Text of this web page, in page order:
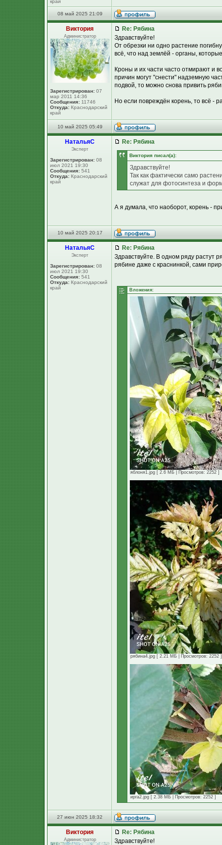
край
08 май 2025 21:09
Виктория
Администратор
Зарегистрирован: 07
мар 2011 14:36
Сообщения: 11746
Откуда: Краснодарский
край
Re: Рябина
Здравствуйте!
От обрезки ни одно растение
всё, что над землёй - органы,
Кроны и их части часто отмирают и
причин могут "снести" надземную
подвой, то можно снова привить
Но если повреждён корень, то всё -
10 май 2025 05:49
НатальяС
Эксперт
Зарегистрирован: 08
июл 2021 19:30
Сообщения: 541
Откуда: Краснодарский
край
Re: Рябина
Виктория писал(а):
Здравствуйте!
Так как фактически само
служат для фотосинтеза и
А я думала, что наоборот, корень -
10 май 2025 20:17
НатальяС
Эксперт
Зарегистрирован: 08
июл 2021 19:30
Сообщения: 541
Откуда: Краснодарский
край
Re: Рябина
Здравствуйте. В одном ряду растут
рябине даже с краснинкой, сами
Вложения:
яблоня1.jpg [ 2.6 МБ | Просмотров: 2252 ]
рябина4.jpg [ 2.21 МБ | Просмотров: 2252 ]
ирга2.jpg [ 2.38 МБ | Просмотров: 2252 ]
27 июн 2025 18:32
Виктория
Администратор
Re: Рябина
Здравствуйте!